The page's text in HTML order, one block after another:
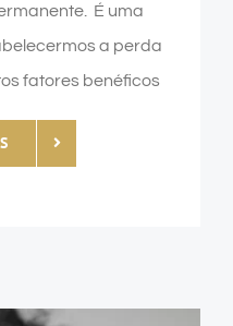
É uma
a perda
fatores benéficos